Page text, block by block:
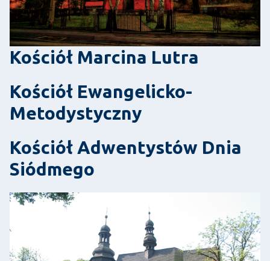
Kościół Marcina Lutra
Kościół Ewangelicko-
Metodystyczny
Kościół Adwentystów Dnia
Siódmego